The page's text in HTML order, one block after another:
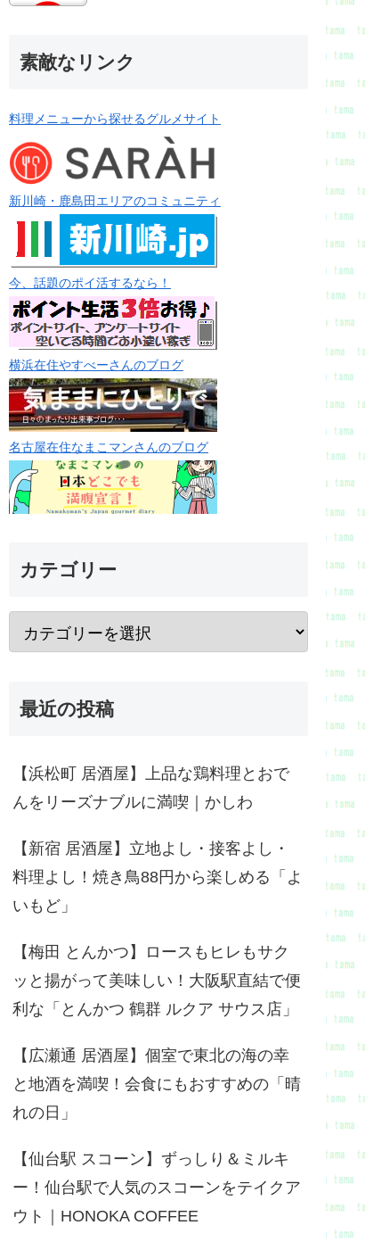
素敵なリンク
料理メニューから探せるグルメサイト
新川崎・鹿島田エリアのコミュニティ
今、話題のポイ活するなら！
横浜在住やすべーさんのブログ
名古屋在住なまこマンさんのブログ
カテゴリー
最近の投稿
【浜松町 居酒屋】上品な鶏料理とおで
んをリーズナブルに満喫｜かしわ
【新宿 居酒屋】立地よし・接客よし・
料理よし！焼き鳥88円から楽しめる「よ
いもど」
【梅田 とんかつ】ロースもヒレもサク
ッと揚がって美味しい！大阪駅直結で便
利な「とんかつ 鶴群 ルクア サウス店」
【広瀬通 居酒屋】個室で東北の海の幸
と地酒を満喫！会食にもおすすめの「晴
れの日」
【仙台駅 スコーン】ずっしり＆ミルキ
ー！仙台駅で人気のスコーンをテイクア
ウト｜HONOKA COFFEE